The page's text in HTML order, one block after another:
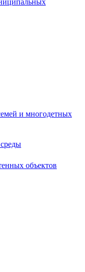
и многодетных
объектов